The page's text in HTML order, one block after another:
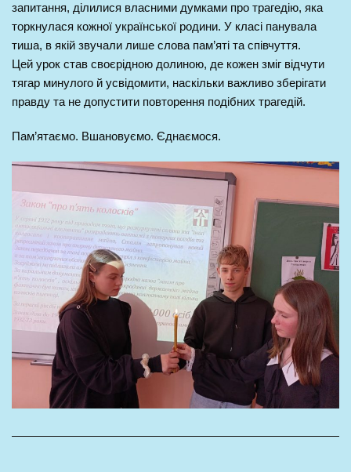
запитання, ділилися власними думками про трагедію, яка
торкнулася кожної української родини. У класі панувала
тиша, в якій звучали лише слова пам’яті та співчуття.
Цей урок став своєрідною долиною, де кожен зміг відчути
тягар минулого й усвідомити, наскільки важливо зберігати
правду та не допустити повторення подібних трагедій.
Пам’ятаємо. Вшановуємо. Єднаємося.